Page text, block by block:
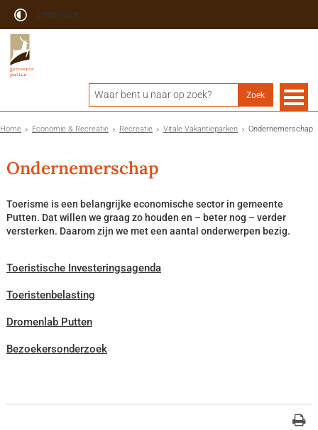
Lees voor
Home Economie & Recreatie Recreatie Vitale Vakantieparken Ondernemerschap
Ondernemerschap
Toerisme is een belangrijke economische sector in gemeente
Putten. Dat willen we graag zo houden en – beter nog – verder
versterken. Daarom zijn we met een aantal onderwerpen bezig.
Toeristische Investeringsagenda
Toeristenbelasting
Dromenlab Putten
Bezoekersonderzoek